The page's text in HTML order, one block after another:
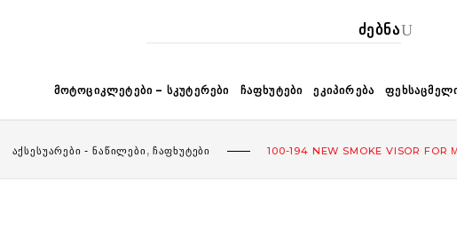
ᲛᲝᲢᲝᲪᲘᲙᲚᲔᲢᲔᲑᲘ – ᲡᲙᲣᲢᲔᲠᲔᲑᲘ ᲩᲐᲤᲮᲣᲢᲔᲑᲘ ᲔᲙᲘᲞᲘᲠᲔᲑᲐ
ᲐᲥᲡᲔᲡᲣᲐᲠᲔᲑᲘ - ᲜᲐᲬᲘᲚᲔᲑᲘ, ᲩᲐᲤᲮᲣᲢᲔᲑᲘ 100-194 NEW SMOKE VISOR FOR